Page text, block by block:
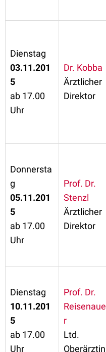
Dienstag
03.11.201
5
ab 17.00
Uhr
Dr. Kobba
Ärztlicher
Direktor
Donnersta
g
05.11.201
5
ab 17.00
Uhr
Prof. Dr.
Stenzl
Ärztlicher
Direktor
Dienstag
10.11.201
5
ab 17.00
Uhr
Prof. Dr.
Reisenaue
r
Ltd.
Oberärztin